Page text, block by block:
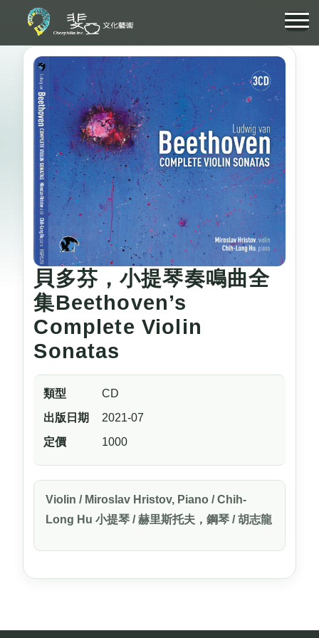
貝多芬，小提琴奏鳴曲全
集Beethoven’s
Complete Violin
Sonatas
類型
CD
出版日期
2021-07
定價
1000
Violin / Miroslav Hristov, Piano / Chih-
Long Hu 小提琴 / 赫里斯托夫，鋼琴 / 胡志龍